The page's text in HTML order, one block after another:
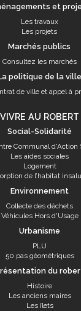
et
Les travaux
Les projets
Marchés publics
Consultez les marchés
politique de la ville
de ville et appel à
VIVRE AU ROBERT
Social-Solidarité
Communal d'Action
Les aides sociales
Logement
de l’habitat
Environnement
Collecte des déchets
Véhicules Hors d'Usage
Urbanisme
PLU
50 pas géométriques
du
Histoire
Les anciens maires
Les îlets